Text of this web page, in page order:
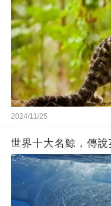
2024/11/25
世界十大名鯨，傳